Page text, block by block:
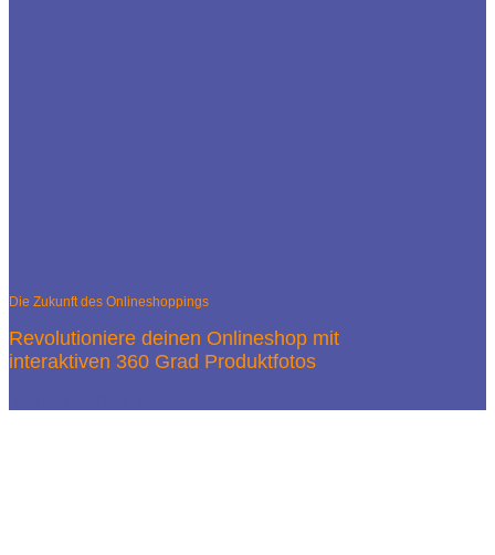
Die Zukunft des Onlineshoppings
Revolutioniere deinen Onlineshop mit
interaktiven 360 Grad Produktfotos